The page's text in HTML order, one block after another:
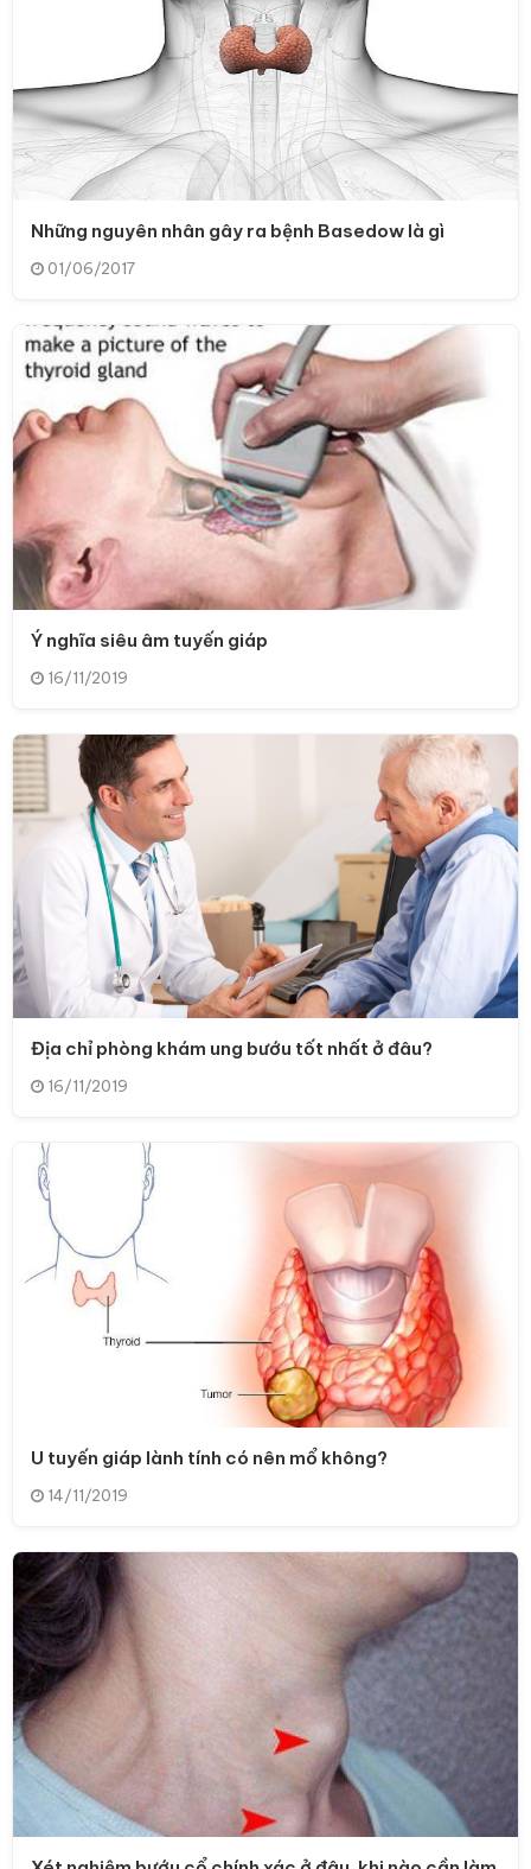
Những nguyên nhân gây ra bệnh Basedow là gì
01/06/2017
Ý nghĩa siêu âm tuyến giáp
16/11/2019
Địa chỉ phòng khám ung bướu tốt nhất ở đâu?
16/11/2019
U tuyến giáp lành tính có nên mổ không?
14/11/2019